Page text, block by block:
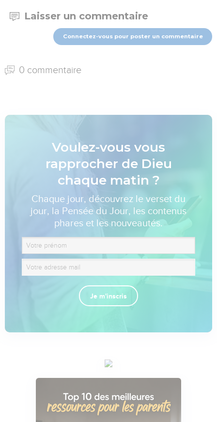
Laisser un commentaire
Connectez-vous pour poster un commentaire
0 commentaire
Voulez-vous vous
rapprocher de Dieu
chaque matin ?
Chaque jour, découvrez le verset du
jour, la Pensée du Jour, les contenus
phares et les nouveautés.
Je m'inscris